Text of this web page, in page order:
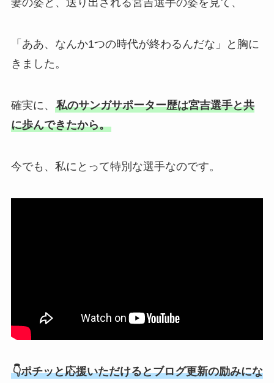
妻の姿と、送り出される宮吉選手の姿を見て、
「ああ、なんか1つの時代が終わるんだな」と胸に
きました。
確実に、 私のサンガサポーター歴は宮吉選手と共
に歩んできたから。
今でも、私にとって特別な選手なのです。
👇ポチッと応援いただけるとブログ更新の励みにな